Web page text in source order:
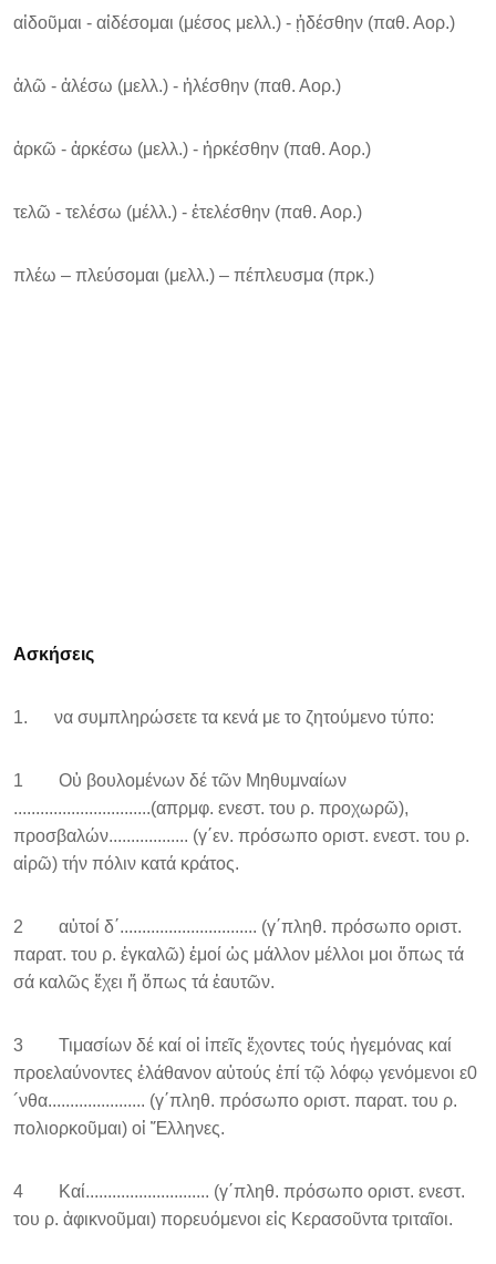
αἰδοῦμαι - αἰδέσομαι (μέσος μελλ.) - ᾐδέσθην (παθ. Αορ.)
ἀλῶ - ἀλέσω (μελλ.) - ἠλέσθην (παθ. Αορ.)
ἀρκῶ - ἀρκέσω (μελλ.) - ἠρκέσθην (παθ. Αορ.)
τελῶ - τελέσω (μέλλ.) - ἐτελέσθην (παθ. Αορ.)
πλέω – πλεύσομαι (μελλ.) – πέπλευσμα (πρκ.)
Ασκήσεις
1. να συμπληρώσετε τα κενά με το ζητούμενο τύπο:
1 Οὑ βουλομένων δέ τῶν Μηθυμναίων
...............................(απρμφ. ενεστ. του ρ. προχωρῶ),
προσβαλών.................. (γ΄εν. πρόσωπο οριστ. ενεστ. του ρ.
αἱρῶ) τήν πόλιν κατά κράτος.
2 αὐτοί δ΄............................... (γ΄πληθ. πρόσωπο οριστ.
παρατ. του ρ. ἐγκαλῶ) ἐμοί ὡς μάλλον μέλλοι μοι ὅπως τά
σά καλῶς ἔχει ἤ ὅπως τά ἑαυτῶν.
3 Τιμασίων δέ καί οἱ ἱπεῖς ἔχοντες τούς ἡγεμόνας καί
προελαύνοντες ἐλάθανον αὐτούς ἐπί τῷ λόφῳ γενόμενοι ε0
´νθα...................... (γ΄πληθ. πρόσωπο οριστ. παρατ. του ρ.
πολιορκοῦμαι) οἱ Ἕλληνες.
4 Καί............................ (γ΄πληθ. πρόσωπο οριστ. ενεστ.
του ρ. ἀφικνοῦμαι) πορευόμενοι εἰς Κερασοῦντα τριταῖοι.